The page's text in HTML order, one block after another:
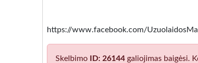
https://www.facebook.com/
Skelbimo ID: 26144 galiojimas baigėsi.